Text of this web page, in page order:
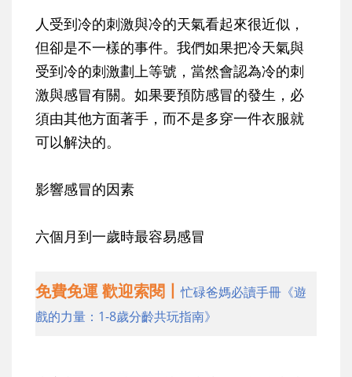
人受到冷的刺激與冷的天氣看起來很近似，
但卻是不一樣的事件。我們如果把冷天氣與
受到冷的刺激劃上等號，當然會認為冷的刺
激與感冒有關。如果要預防感冒的發生，必
須由其他方面著手，而不是多穿一件衣服就
可以解決的。
影響感冒的因素
六個月到一歲時最容易感冒
免費免運 歡迎索閱丨忙碌爸媽必讀手冊《遊
戲的力量：1-8歲分齡共玩指南》